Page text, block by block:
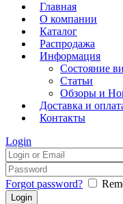
Главная
О компании
Каталог
Распродажа
Информация
Состояние
Статьи
Обзоры и
Доставка и
Контакты
Login
Forgot password?